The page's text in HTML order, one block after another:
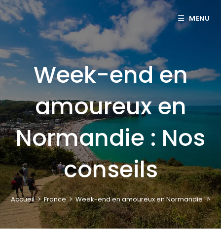
MENU
Week-end en
amoureux en
Normandie : Nos
conseils
Accueil > France > Week-end en amoureux en Normandie :